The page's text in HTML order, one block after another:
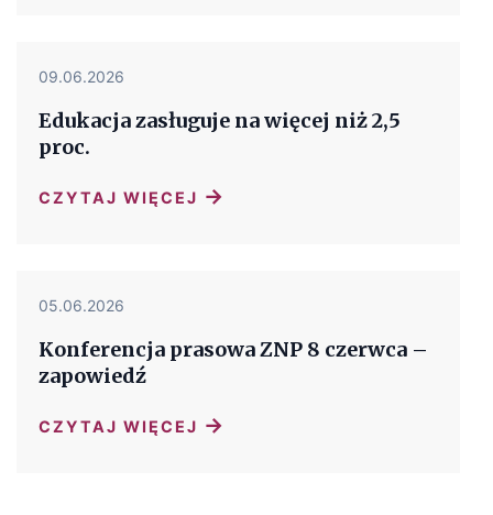
09.06.2026
Edukacja zasługuje na więcej niż 2,5
proc.
CZYTAJ WIĘCEJ →
05.06.2026
Konferencja prasowa ZNP 8 czerwca –
zapowiedź
CZYTAJ WIĘCEJ →